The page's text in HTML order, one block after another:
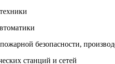
безопасности,
станций и сетей